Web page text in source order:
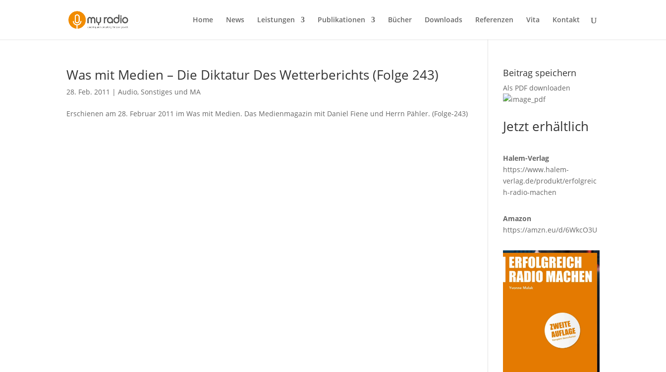
Home News Leistungen Publikationen Bücher Downloads Referenzen Vita Kontakt
Was mit Medien – Die Diktatur Des Wetterberichts (Folge 243)
28. Feb. 2011 |Audio,Sonstiges und MA
Erschienen am 28. Februar 2011 im Was mit Medien. Das Medienmagazin mit Daniel Fiene und Herrn Pähler. (Folge-243)
Beitrag speichern
Als PDF downloaden
Jetzt erhältlich
Halem-Verlag
https://www.halem-
verlag.de/produkt/erfolgreic
h-radio-machen
Amazon
https://amzn.eu/d/6WkcO3U